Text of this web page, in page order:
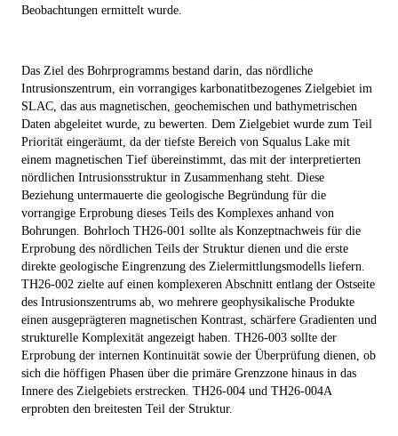
Beobachtungen ermittelt wurde.
Das Ziel des Bohrprogramms bestand darin, das nördliche
Intrusionszentrum, ein vorrangiges karbonatitbezogenes Zielgebiet im
SLAC, das aus magnetischen, geochemischen und bathymetrischen
Daten abgeleitet wurde, zu bewerten. Dem Zielgebiet wurde zum Teil
Priorität eingeräumt, da der tiefste Bereich von Squalus Lake mit
einem magnetischen Tief übereinstimmt, das mit der interpretierten
nördlichen Intrusionsstruktur in Zusammenhang steht. Diese
Beziehung untermauerte die geologische Begründung für die
vorrangige Erprobung dieses Teils des Komplexes anhand von
Bohrungen. Bohrloch TH26-001 sollte als Konzeptnachweis für die
Erprobung des nördlichen Teils der Struktur dienen und die erste
direkte geologische Eingrenzung des Zielermittlungsmodells liefern.
TH26-002 zielte auf einen komplexeren Abschnitt entlang der Ostseite
des Intrusionszentrums ab, wo mehrere geophysikalische Produkte
einen ausgeprägteren magnetischen Kontrast, schärfere Gradienten und
strukturelle Komplexität angezeigt haben. TH26-003 sollte der
Erprobung der internen Kontinuität sowie der Überprüfung dienen, ob
sich die höffigen Phasen über die primäre Grenzzone hinaus in das
Innere des Zielgebiets erstrecken. TH26-004 und TH26-004A
erprobten den breitesten Teil der Struktur.